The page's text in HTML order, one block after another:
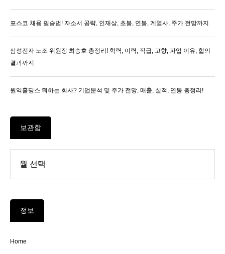
포스코 채용 필승법! 자소서 공략, 인재상, 초봉, 연봉, 계열사, 주가 전망까지
삼성전자 노조 위원장 최승호 총정리! 학력, 이력, 직급, 고향, 파업 이유, 합의
결과까지
원익홀딩스 뭐하는 회사? 기업분석 및 주가 전망, 매출, 실적, 연봉 총정리!
보관함
정보
Home